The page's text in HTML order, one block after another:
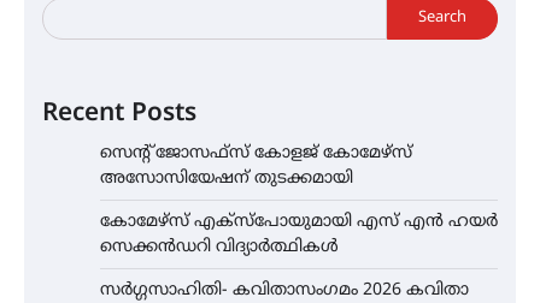
Search
Recent Posts
സെന്റ് ജോസഫ്സ് കോളജ് കോമേഴ്‌സ്
അസോസിയേഷന് തുടക്കമായി
കോമേഴ്സ് എക്സ്പോയുമായി എസ് എൻ ഹയർ
സെക്കൻഡറി വിദ്യാർത്ഥികൾ
സർഗ്ഗസാഹിതി- കവിതാസംഗമം 2026 കവിതാ